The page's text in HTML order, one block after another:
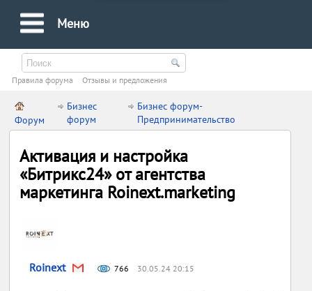
Меню
Правила форума Oтзывы и предложения
Форум
Бизнес
форум
Бизнес форум-
Предпринимательство
Активация и настройка
«Битрикс24» от агентства
маркетинга Roinext.marketing
Roinext 766 30.05.24 20:15